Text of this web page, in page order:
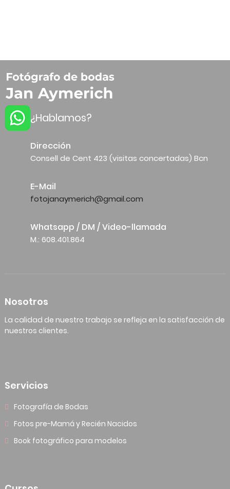
¿Hablamos?
Dirección
Consell de Cent 423 (visitas concertadas) Bcn
E-Mail
fotojanaymerich@gmail.com
Whatsapp / DM / Video-llamada
M.: 608.401.864
Nosotros
La calidad de nuestro trabajo se refleja en la satisfacción de
nuestros clientes.
Servicios
Fotografía de Bodas
Fotos pre-Mamá y Recién Nacidos
Book fotográfico para modelos